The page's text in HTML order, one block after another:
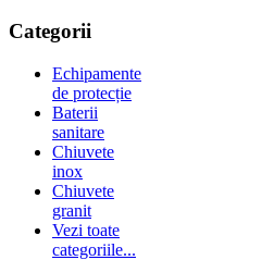
Categorii
Echipamente
de protecție
Baterii
sanitare
Chiuvete
inox
Chiuvete
granit
Vezi toate
categoriile...